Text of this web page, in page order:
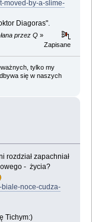
moved-by-a-slime-
Diagoras".
przez Q »
Zapisane
tylko my
się w naszych
rozdział zapachniał
- życia?
biale-noce-cudza-
Tichym:)